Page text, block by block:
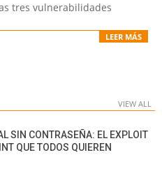
tres vulnerabilidades
LEER MÁS
VIEW ALL
SIN CONTRASEÑA: EL EXPLOIT
QUE TODOS QUIEREN